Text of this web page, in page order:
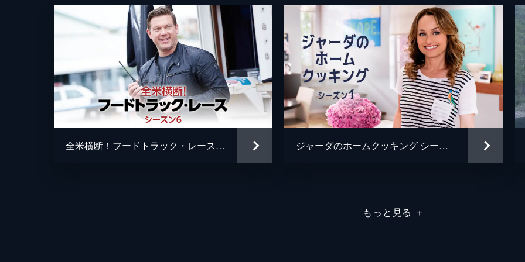
全米横断！フードトラック・レース シーズン6 ジャーダのホームクッキング シーズン1
もっと見る ＋